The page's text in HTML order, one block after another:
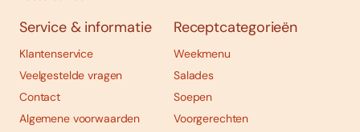
Service & informatie
Klantenservice
Veelgestelde vragen
Contact
Algemene voorwaarden
Receptcategorieën
Weekmenu
Salades
Soepen
Voorgerechten